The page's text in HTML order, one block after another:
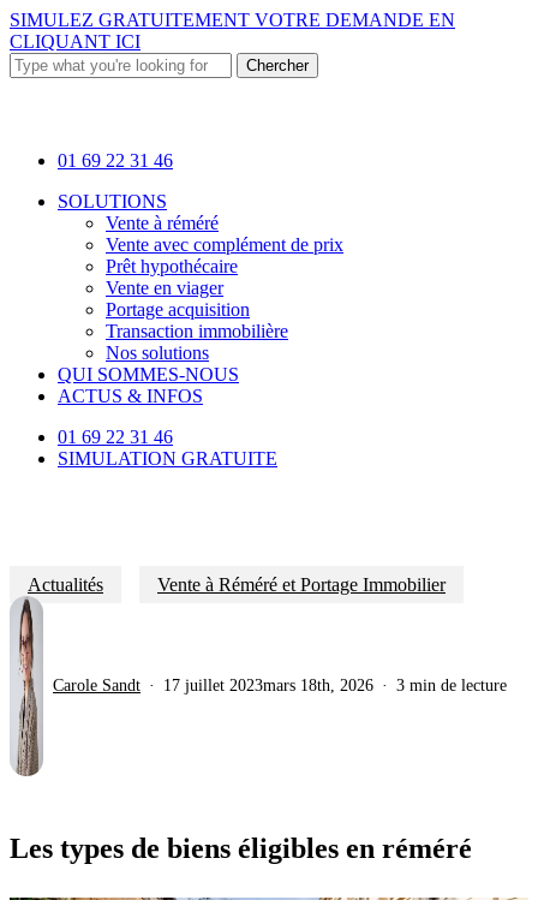
Skip
to
main
content
SIMULEZ GRATUITEMENT VOTRE DEMANDE EN
CLIQUANT ICI
Chercher
01 69 22 31 46
Menu
SOLUTIONS
Vente à réméré
Vente avec complément de prix
Prêt hypothécaire
Vente en viager
Portage acquisition
Transaction immobilière
Nos solutions
QUI SOMMES-NOUS
ACTUS & INFOS
01 69 22 31 46
SIMULATION GRATUITE
Actualités Vente à Réméré et Portage Immobilier
Carole Sandt 17 juillet 2023mars 18th, 2026 3 min de lecture
Les types de biens éligibles en réméré